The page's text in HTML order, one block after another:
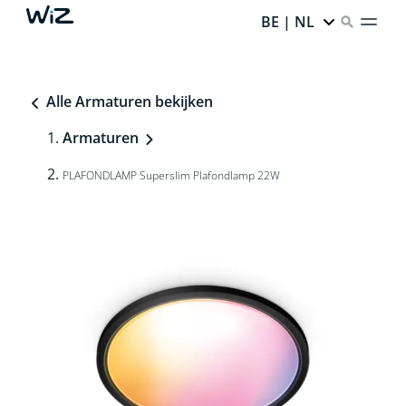
BE | NL
Alle Armaturen bekijken
Armaturen
PLAFONDLAMP Superslim Plafondlamp 22W